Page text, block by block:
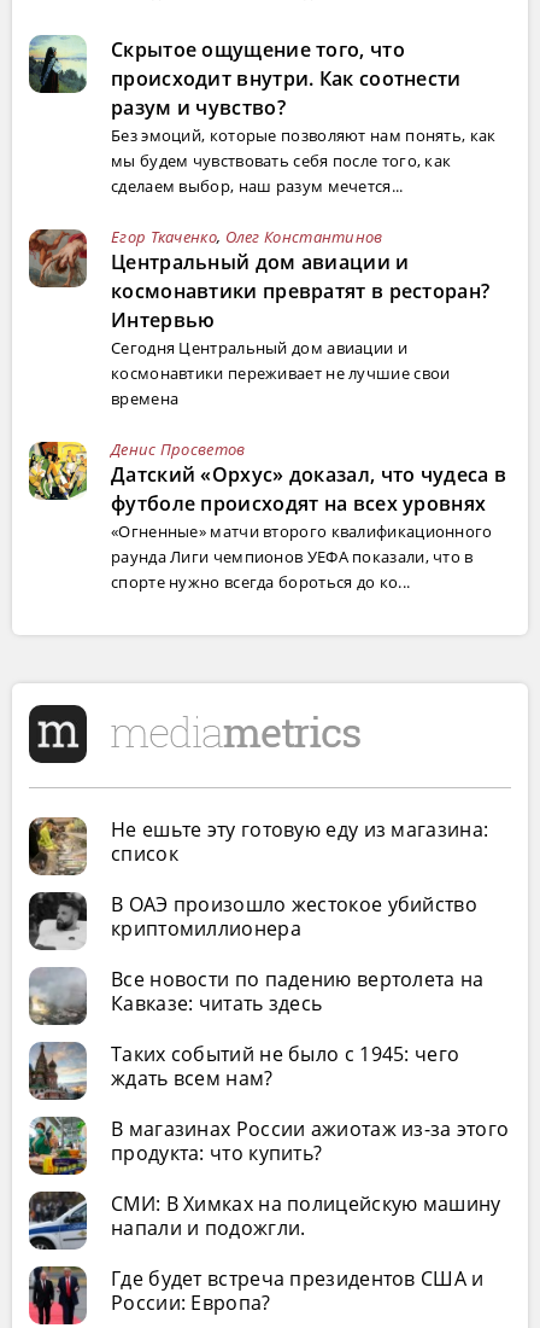
Скрытое ощущение того, что
происходит внутри. Как соотнести
разум и чувство?
Без эмоций, которые позволяют нам понять, как
мы будем чувствовать себя после того, как
сделаем выбор, наш разум мечется...
Егор Ткаченко, Олег Константинов
Центральный дом авиации и
космонавтики превратят в ресторан?
Интервью
Сегодня Центральный дом авиации и
космонавтики переживает не лучшие свои
времена
Денис Просветов
Датский «Орхус» доказал, что чудеса в
футболе происходят на всех уровнях
«Огненные» матчи второго квалификационного
раунда Лиги чемпионов УЕФА показали, что в
спорте нужно всегда бороться до ко...
Не ешьте эту готовую еду из магазина:
список
В ОАЭ произошло жестокое убийство
криптомиллионера
Все новости по падению вертолета на
Кавказе: читать здесь
Таких событий не было с 1945: чего
ждать всем нам?
В магазинах России ажиотаж из-за этого
продукта: что купить?
СМИ: В Химках на полицейскую машину
напали и подожгли.
Где будет встреча президентов США и
России: Европа?